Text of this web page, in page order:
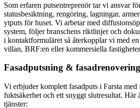
Som erfaren putsentreprenör tar vi ansvar
statusbesiktning, rengöring, lagningar,
ytputs för huset. Vi arbetar med
system, följer branschens riktlinjer och
i kontaktformuläret så återkopplar vi med
villan, BRF:en eller kommersiella
Fasadputsning &
Vi erbjuder komplett fasadputs i Farsta med
fuktsäkerhet och ett snyggt slutresultat. Här
tjänster: